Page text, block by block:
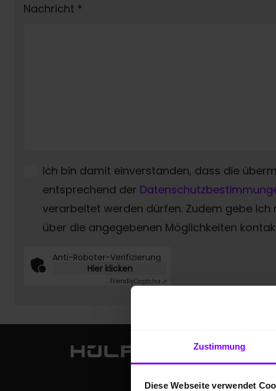
Zustimmung
Diese Webseite verwendet
Nachricht *
Ich bin damit einverstanden, dass die
entsprechend der
verarbeitet werden dürfen. Zudem gebe ich
über die angegebenen Möglichkeiten
Anti-Roboter-Verifizierung
Hier klicken
FriendlyCaptcha ⇗